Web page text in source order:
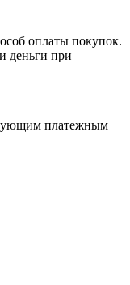
оплаты покупок.
деньги при
платежным